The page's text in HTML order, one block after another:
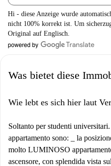
Hi - diese Anzeige wurde
nicht 100% korrekt ist. Um
Original auf Englisch.
Was bietet diese
Wie lebt es sich hier laut
Soltanto per studenti
appartamento sono: _ la
molto LUMINOSO
ascensore, con splendida vista